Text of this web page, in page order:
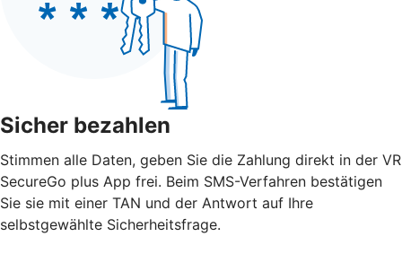
Sicher bezahlen
Stimmen alle Daten, geben Sie die Zahlung direkt in der VR
SecureGo plus App frei. Beim SMS-Verfahren bestätigen
Sie sie mit einer TAN und der Antwort auf Ihre
selbstgewählte Sicherheitsfrage.